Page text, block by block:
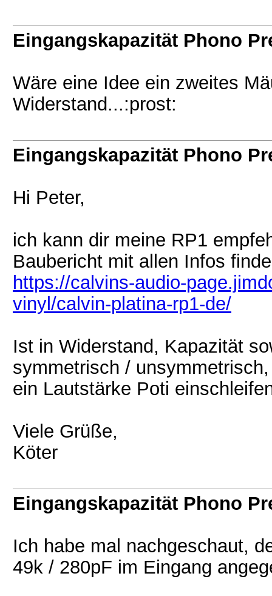
Eingangskapazität Phono
Wäre eine Idee ein zweites
Widerstand...:prost:
Eingangskapazität Phono
Hi Peter,
ich kann dir meine RP1
Baubericht mit allen Infos
https://calvins-audio-
vinyl/calvin-platina-rp1-de/
Ist in Widerstand, Kapazität
symmetrisch /
ein Lautstärke Poti
Viele Grüße,
Köter
Eingangskapazität Phono
Ich habe mal nachgeschaut,
49k / 280pF im Eingang